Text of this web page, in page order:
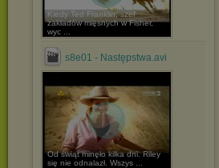
Kiedy Ted Franklin, szef
zakładów mięsnych w Fisher,
wyc ...
s8e01 - Następstwa.avi
Od świąt minęło kilka dni. Riley
się nie odnalazł. Wszys ...